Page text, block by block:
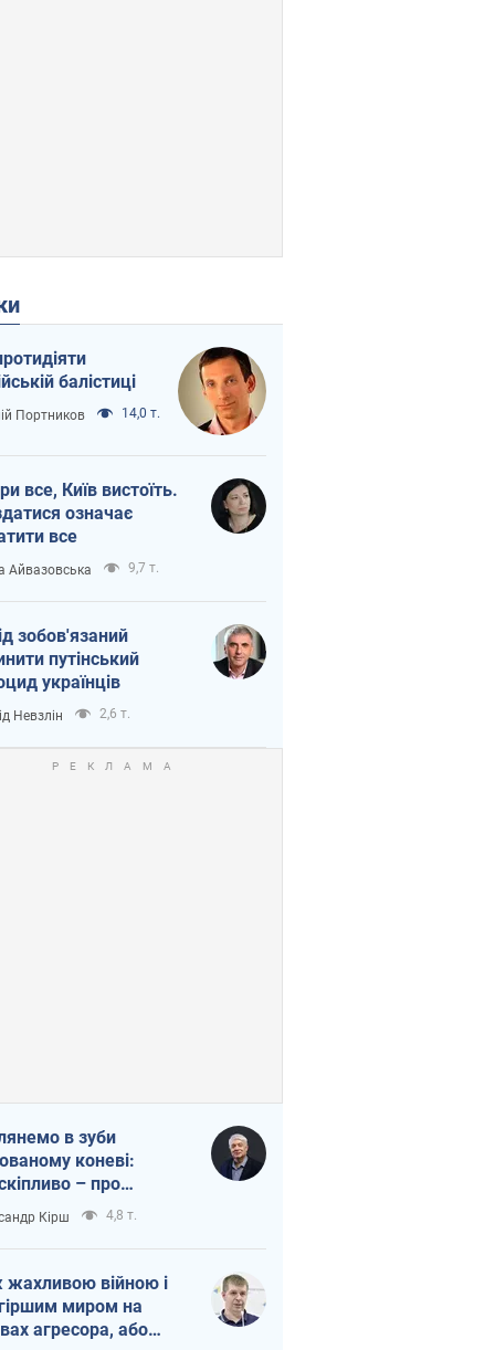
балістиці
Портников 14,0 т.
все, Київ вистоїть.
означає
все
Айвазовська 9,7 т.
зобов'язаний
путінський
українців
Невзлін 2,6 т.
в зуби
коневі:
– про
Україні
Кірш 4,8 т.
жахливою війною і
миром на
агресора, або